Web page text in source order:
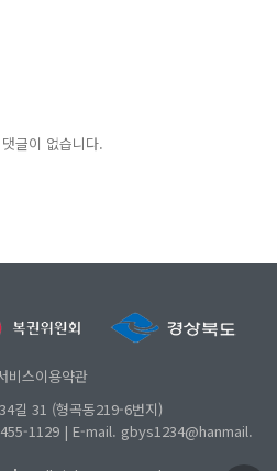
글이 없습니다.
비스이용약관
길 31 (형곡동219-6번지)
1129 | E-mail. gbys1234@hanmail.